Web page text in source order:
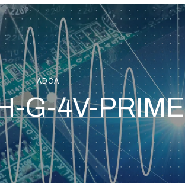
源
中
心
ADCA
G-4V-PRIME